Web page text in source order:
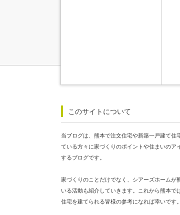
このサイトについて
当ブログは、熊本で注文住宅や新築一戸建て住
ている方々に家づくりのポイントや住まいのア
するブログです。
家づくりのことだけでなく、シアーズホームが
いる活動も紹介していきます。これから熊本で
住宅を建てられる皆様の参考になれば幸いです。